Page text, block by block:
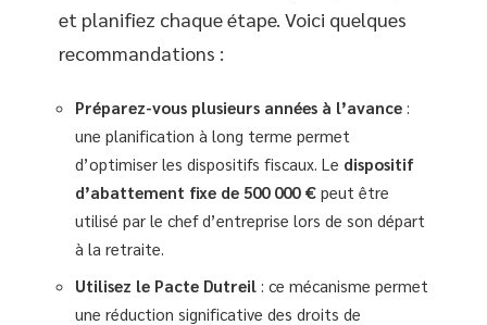
et planifiez chaque étape. Voici quelques
recommandations :
Préparez-vous plusieurs années à l’avance :
une planification à long terme permet
d’optimiser les dispositifs fiscaux. Le dispositif
d’abattement fixe de 500 000 € peut être
utilisé par le chef d’entreprise lors de son départ
à la retraite.
Utilisez le Pacte Dutreil : ce mécanisme permet
une réduction significative des droits de